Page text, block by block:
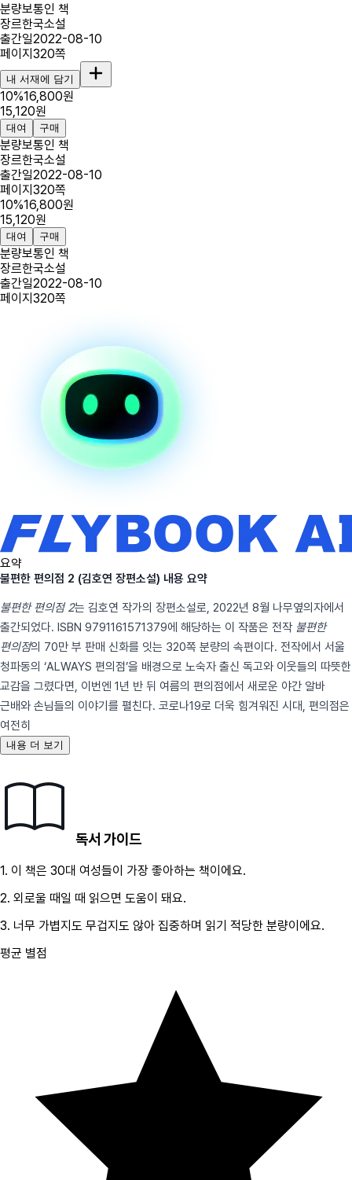
분량보통인 책
장르한국소설
출간일2022-08-10
페이지320쪽
내 서재에 담기
10%16,800원
15,120원
대여 구매
분량보통인 책
장르한국소설
출간일2022-08-10
페이지320쪽
10%16,800원
15,120원
대여 구매
분량보통인 책
장르한국소설
출간일2022-08-10
페이지320쪽
요약
불편한 편의점 2 (김호연 장편소설) 내용 요약
불편한 편의점 2는 김호연 작가의 장편소설로, 2022년 8월 나무옆의자에서
출간되었다. ISBN 9791161571379에 해당하는 이 작품은 전작 불편한
편의점의 70만 부 판매 신화를 잇는 320쪽 분량의 속편이다. 전작에서 서울
청파동의 ‘ALWAYS 편의점’을 배경으로 노숙자 출신 독고와 이웃들의 따뜻한
교감을 그렸다면, 이번엔 1년 반 뒤 여름의 편의점에서 새로운 야간 알바
근배와 손님들의 이야기를 펼친다. 코로나19로 더욱 힘겨워진 시대, 편의점은
여전히
내용 더 보기
독서 가이드
1. 이 책은 30대 여성들이 가장 좋아하는 책이에요.
2. 외로울 때일 때 읽으면 도움이 돼요.
3. 너무 가볍지도 무겁지도 않아 집중하며 읽기 적당한 분량이에요.
평균 별점